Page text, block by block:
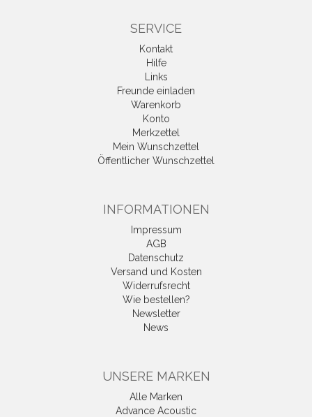
SERVICE
Kontakt
Hilfe
Links
Freunde einladen
Warenkorb
Konto
Merkzettel
Mein Wunschzettel
Öffentlicher Wunschzettel
INFORMATIONEN
Impressum
AGB
Datenschutz
Versand und Kosten
Widerrufsrecht
Wie bestellen?
Newsletter
News
UNSERE MARKEN
Alle Marken
Advance Acoustic